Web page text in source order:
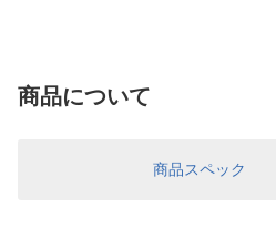
商品について
商品スペック